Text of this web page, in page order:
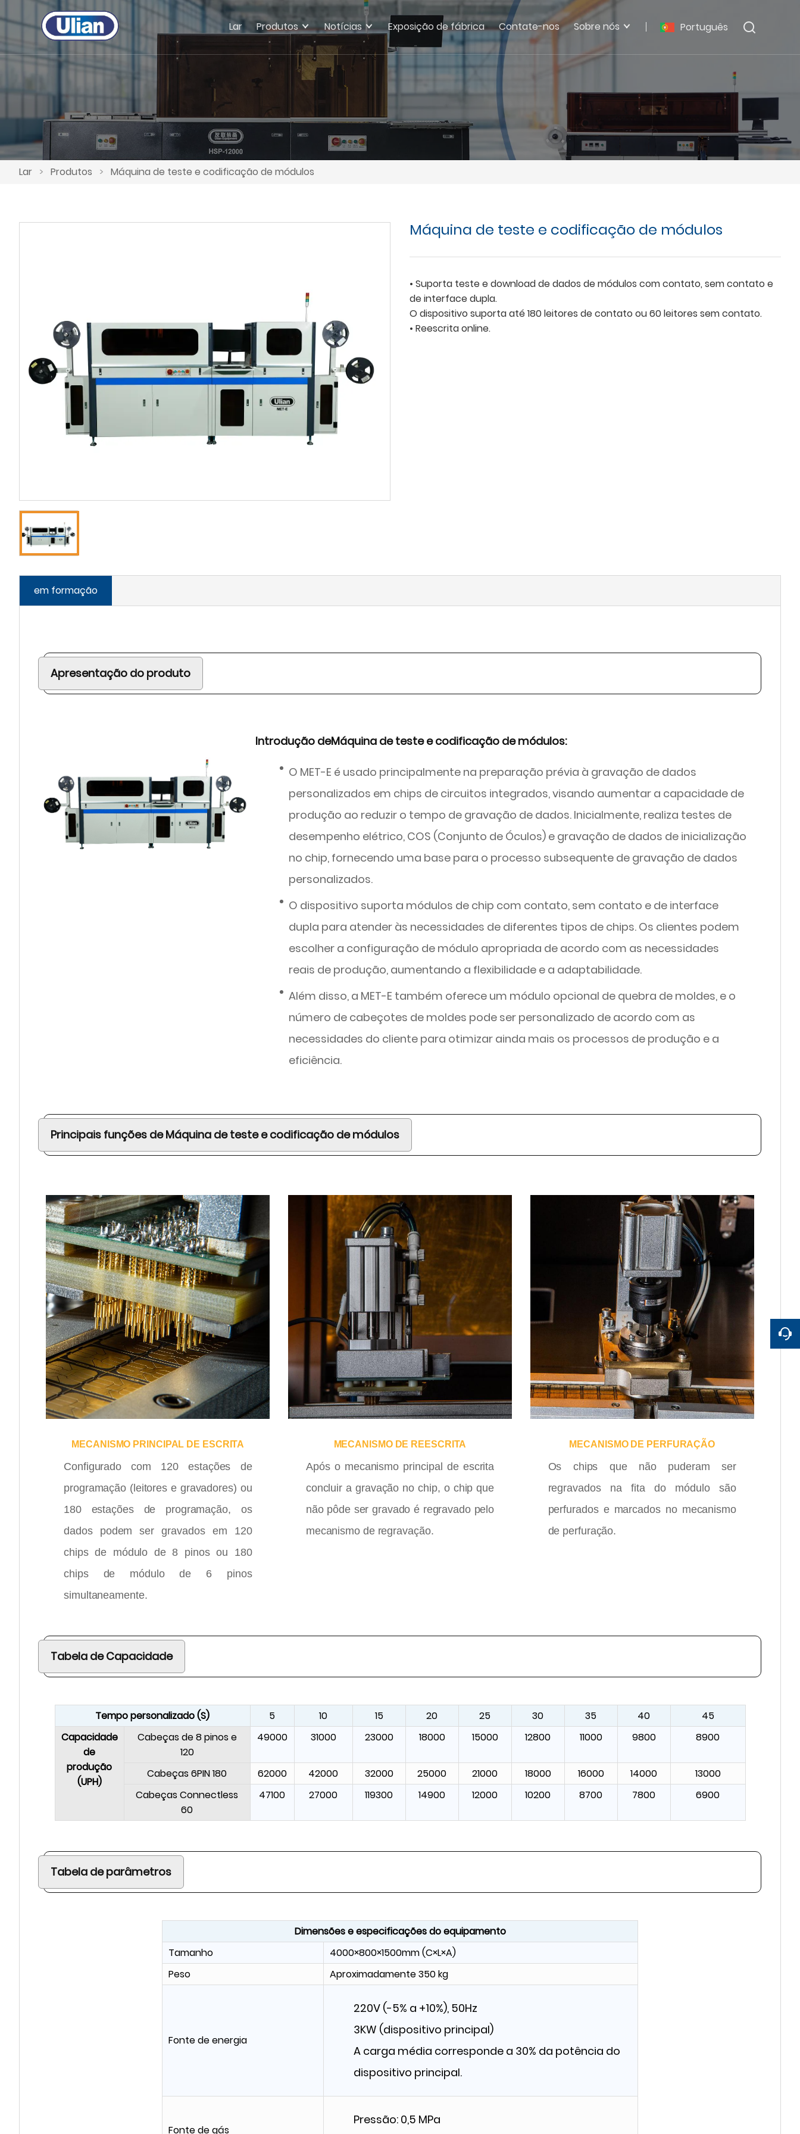
Português
Lar Produtos Notícias Exposição de fábrica Contate-nos Sobre nós
Lar > Produtos > Máquina de teste e codificação de módulos
Máquina de teste e codificação de módulos
• Suporta teste e download de dados de módulos com contato, sem contato e
de interface dupla.
O dispositivo suporta até 180 leitores de contato ou 60 leitores sem contato.
• Reescrita online.
em formação
Apresentação do produto
Introdução deMáquina de teste e codificação de módulos:
O MET-E é usado principalmente na preparação prévia à gravação de dados
personalizados em chips de circuitos integrados, visando aumentar a capacidade de
produção ao reduzir o tempo de gravação de dados. Inicialmente, realiza testes de
desempenho elétrico, COS (Conjunto de Óculos) e gravação de dados de inicialização
no chip, fornecendo uma base para o processo subsequente de gravação de dados
personalizados.
O dispositivo suporta módulos de chip com contato, sem contato e de interface
dupla para atender às necessidades de diferentes tipos de chips. Os clientes podem
escolher a configuração de módulo apropriada de acordo com as necessidades
reais de produção, aumentando a flexibilidade e a adaptabilidade.
Além disso, a MET-E também oferece um módulo opcional de quebra de moldes, e o
número de cabeçotes de moldes pode ser personalizado de acordo com as
necessidades do cliente para otimizar ainda mais os processos de produção e a
eficiência.
Principais funções deMáquina de teste e codificação de módulos
MECANISMO PRINCIPAL DE ESCRITA
Configurado com 120 estações de
programação (leitores e gravadores) ou
180 estações de programação, os
dados podem ser gravados em 120
chips de módulo de 8 pinos ou 180
chips de módulo de 6 pinos
simultaneamente.
MECANISMO DE REESCRITA
Após o mecanismo principal de escrita
concluir a gravação no chip, o chip que
não pôde ser gravado é regravado pelo
mecanismo de regravação.
MECANISMO DE PERFURAÇÃO
Os chips que não puderam ser
regravados na fita do módulo são
perfurados e marcados no mecanismo
de perfuração.
Tabela de Capacidade
Tempo personalizado (S) 5 10 15 20 25 30 35 40
45
Capacidade
de
produção
(UPH)
Cabeças de 8 pinos e
120
49000 31000 23000 18000 15000 12800 11000 9800 8900
Cabeças 6PIN 180 62000 42000 32000 25000 21000 18000 16000 14000
13000
Cabeças Connectless
60
47100 27000 119300 14900 12000 10200 8700 7800 6900
Tabela de parâmetros
Dimensões e especificações do equipamento
Tamanho
4000×800×1500mm (C×L×A)
Peso
Aproximadamente 350 kg
Fonte de energia
220V (-5% a +10%), 50Hz
3KW (dispositivo principal)
A carga média corresponde a 30% da potência do
dispositivo principal.
Fonte de gás
Pressão: 0,5 MPa